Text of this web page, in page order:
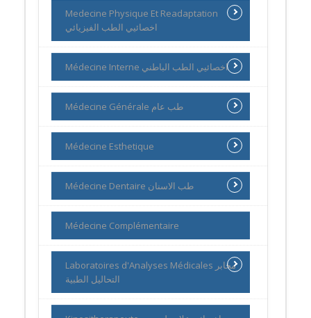
Medecine Physique Et Readaptation
اخصائيي الطب الفيزيائي
Médecine Interne اخصائيي الطب الباطني
Médecine Générale طب عام
Médecine Esthetique
Médecine Dentaire طب الاسنان
Médecine Complémentaire
Laboratoires d'Analyses Médicales مخابر
التحاليل الطبية